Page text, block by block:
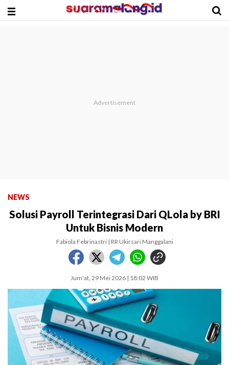
NEWS
Solusi Payroll Terintegrasi Dari QLola by BRI
Untuk Bisnis Modern
Fabiola Febrinastri | RR Ukirsari Manggalani
Jum'at, 29 Mei 2026 | 18:02 WIB